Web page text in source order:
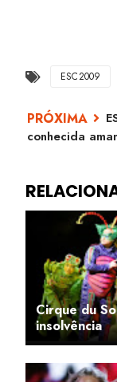
ESC2009
conhecida
Cirque du
insolvência